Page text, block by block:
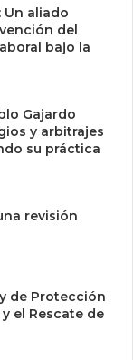
aliado
del
bajo la
Gajardo
y arbitrajes
su práctica
revisión
de Protección
el Rescate de